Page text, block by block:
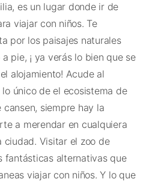
es un lugar donde ir de
viajar con niños. Te
por los paisajes naturales
pie, ¡ ya verás lo bien que se
alojamiento! Acude al
único de el ecosistema de
siempre hay la
a merendar en cualquiera
ciudad. Visitar el zoo de
fantásticas alternativas que
viajar con niños. Y lo que